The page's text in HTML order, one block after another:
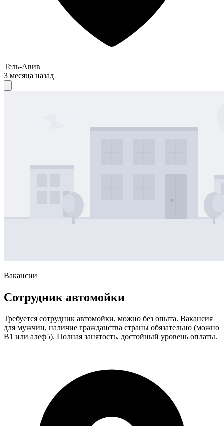
Тель-Авив
3 месяца назад
Вакансии
Сотрудник автомойки
Требуется сотрудник автомойки, можно без опыта. Вакансия
для мужчин, наличие гражданства страны обязательно (можно
В1 или алеф5). Полная занятость, достойный уровень оплаты.